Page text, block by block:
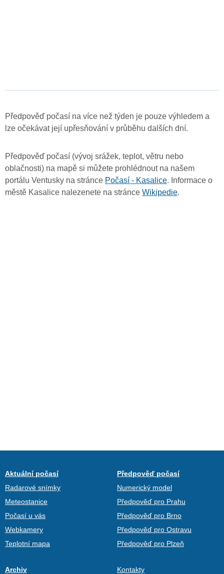
Předpověď počasí na více než týden je pouze výhledem a
lze očekávat její upřesňování v průběhu dalších dní.
Předpověď počasí (vývoj srážek, teplot, větru nebo
oblačnosti) na mapě si můžete prohlédnout na našem
portálu Ventusky na stránce Počasí - Kasalice. Informace o
městě Kasalice nalezenete na stránce Wikipedie.
Aktuální počasí
Radarové snímky
Meteostanice
Počasí u vás
Webkamery
Teplotní mapa
Předpověď počasí
Numerický model
Předpověď pro Prahu
Předpověď pro Brno
Předpověď pro Ostravu
Předpověď pro Plzeň
Archiv Kontakty